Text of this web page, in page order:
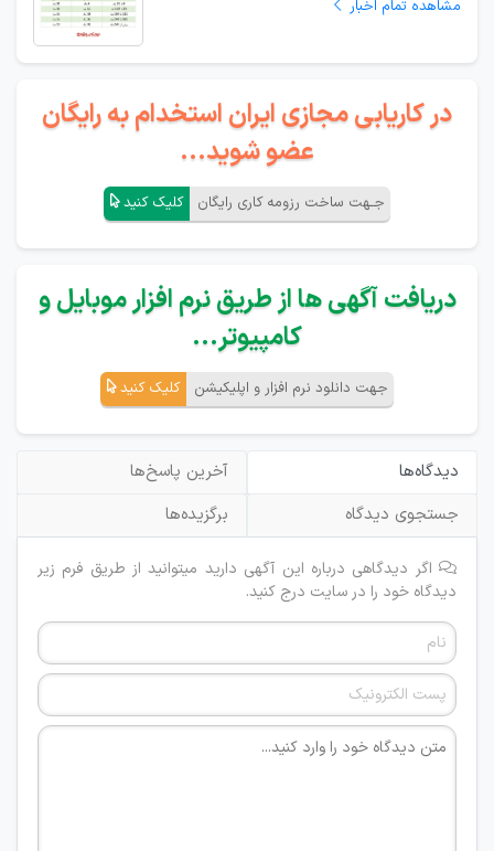
مشاهده تمام اخبار
در کاریابی مجازی ایران استخدام به رایگان
عضو شوید...
جـهت ساخت رزومه کاری رایگان کلیک کنید
دریافت آگهی ها از طریق نرم افزار موبایل و
کامپیوتر...
جهت دانلود نرم افزار و اپلیکیشن کلیک کنید
دیدگاه‌ها
آخرین پاسخ‌ها
جستجوی دیدگاه
برگزیده‌ها
اگر دیدگاهی درباره این آگهی دارید میتوانید از طریق فرم زیر
دیدگاه خود را در سایت درج کنید.